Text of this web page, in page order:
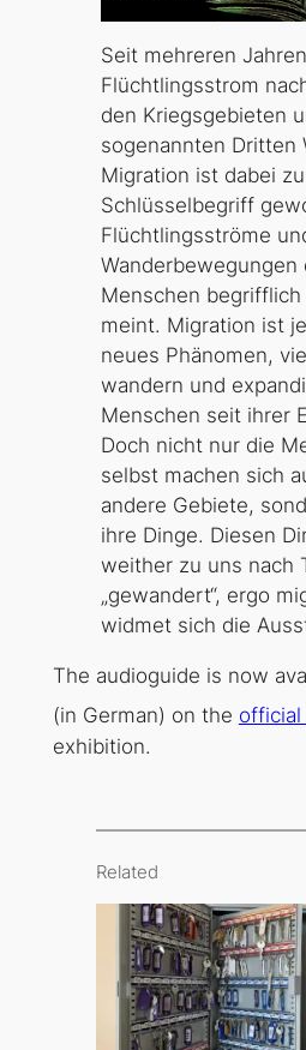
Seit mehreren
Flüchtlingsstrom
den Kriegsgebieten
sogenannten Dritten
Migration ist dabei
Schlüsselbegriff
Flüchtlingsströme
Wanderbewegungen
Menschen
meint. Migration ist
neues Phänomen,
wandern und
Menschen seit ihrer
Doch nicht nur die
selbst machen sich
andere Gebiete,
ihre Dinge. Diesen
weither zu uns nach
„gewandert“, ergo
widmet sich die
The audioguide is now
(in German) on the
exhibition.
Related